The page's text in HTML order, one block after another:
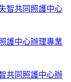
智共同照護中心
護中心辦理專業
共同照護中心辦